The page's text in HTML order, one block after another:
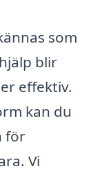
som
blir
effektiv.
kan du
för
Vi